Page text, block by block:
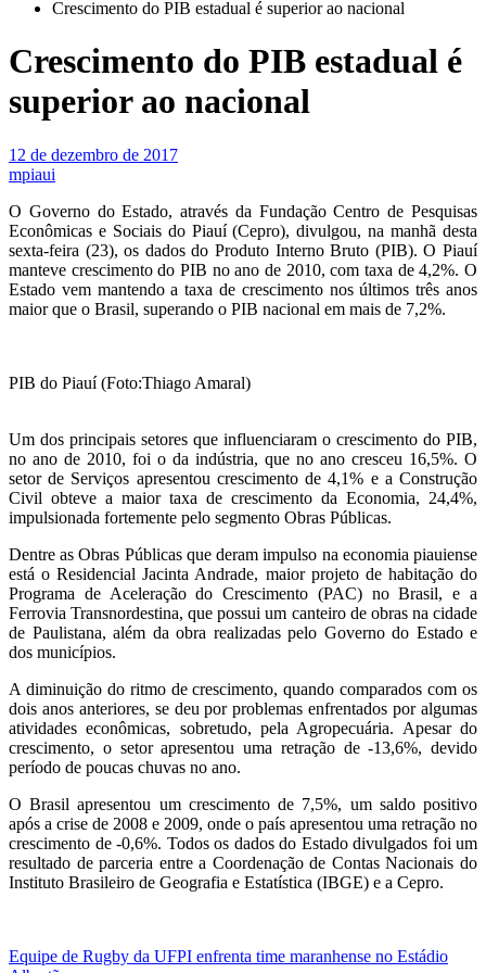
Crescimento do PIB estadual é superior ao nacional
Crescimento do PIB estadual é
superior ao nacional
12 de dezembro de 2017
mpiaui
O Governo do Estado, através da Fundação Centro de Pesquisas
Econômicas e Sociais do Piauí (Cepro), divulgou, na manhã desta
sexta-feira (23), os dados do Produto Interno Bruto (PIB). O Piauí
manteve crescimento do PIB no ano de 2010, com taxa de 4,2%. O
Estado vem mantendo a taxa de crescimento nos últimos três anos
maior que o Brasil, superando o PIB nacional em mais de 7,2%.
PIB do Piauí (Foto:Thiago Amaral)
Um dos principais setores que influenciaram o crescimento do PIB,
no ano de 2010, foi o da indústria, que no ano cresceu 16,5%. O
setor de Serviços apresentou crescimento de 4,1% e a Construção
Civil obteve a maior taxa de crescimento da Economia, 24,4%,
impulsionada fortemente pelo segmento Obras Públicas.
Dentre as Obras Públicas que deram impulso na economia piauiense
está o Residencial Jacinta Andrade, maior projeto de habitação do
Programa de Aceleração do Crescimento (PAC) no Brasil, e a
Ferrovia Transnordestina, que possui um canteiro de obras na cidade
de Paulistana, além da obra realizadas pelo Governo do Estado e
dos municípios.
A diminuição do ritmo de crescimento, quando comparados com os
dois anos anteriores, se deu por problemas enfrentados por algumas
atividades econômicas, sobretudo, pela Agropecuária. Apesar do
crescimento, o setor apresentou uma retração de -13,6%, devido
período de poucas chuvas no ano.
O Brasil apresentou um crescimento de 7,5%, um saldo positivo
após a crise de 2008 e 2009, onde o país apresentou uma retração no
crescimento de -0,6%. Todos os dados do Estado divulgados foi um
resultado de parceria entre a Coordenação de Contas Nacionais do
Instituto Brasileiro de Geografia e Estatística (IBGE) e a Cepro.
Navegação
Equipe de Rugby da UFPI enfrenta time maranhense no Estádio